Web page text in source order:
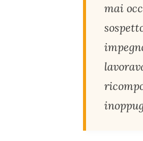
mai